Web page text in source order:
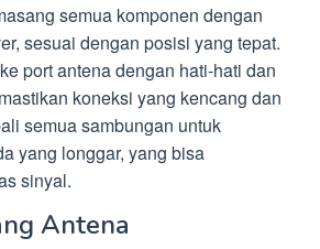
semua komponen dengan
sesuai dengan posisi yang tepat.
port antena dengan hati-hati dan
koneksi yang kencang dan
semua sambungan untuk
yang longgar, yang bisa
sinyal.
Antena